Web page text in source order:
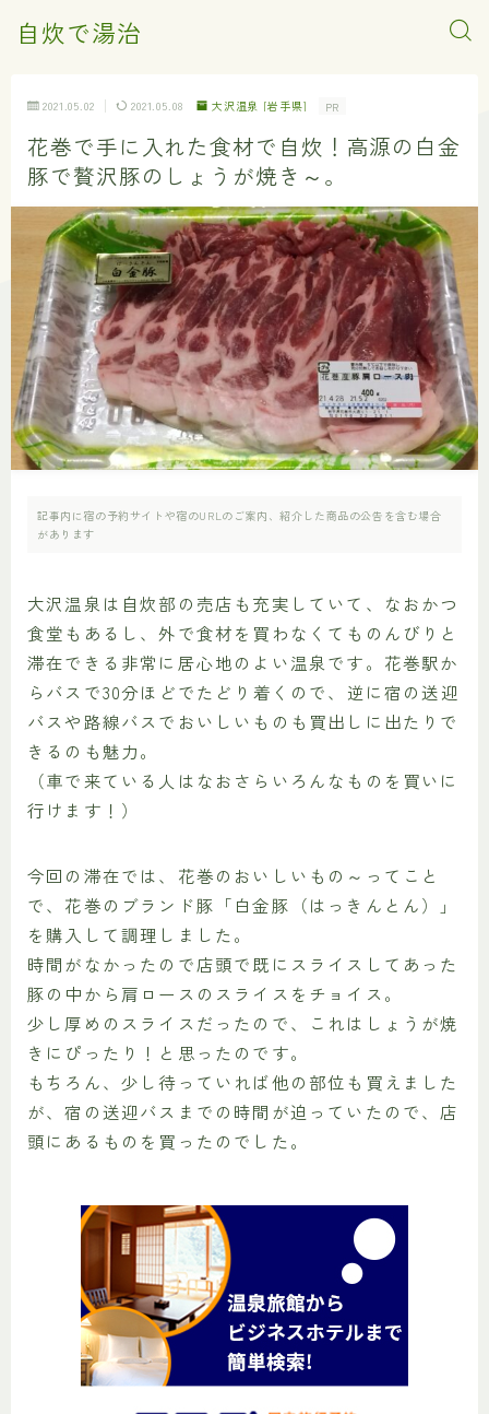
自炊で湯治
2021.05.02 2021.05.08 大沢温泉 [岩手県] PR
花巻で手に入れた食材で自炊！高源の白金
豚で贅沢豚のしょうが焼き～。
記事内に宿の予約サイトや宿のURLのご案内、紹介した商品の公告を含む場合
があります
大沢温泉は自炊部の売店も充実していて、なおかつ
食堂もあるし、外で食材を買わなくてものんびりと
滞在できる非常に居心地のよい温泉です。花巻駅か
らバスで30分ほどでたどり着くので、逆に宿の送迎
バスや路線バスでおいしいものも買出しに出たりで
きるのも魅力。
（車で来ている人はなおさらいろんなものを買いに
行けます！）
今回の滞在では、花巻のおいしいもの～ってこと
で、花巻のブランド豚「白金豚（はっきんとん）」
を購入して調理しました。
時間がなかったので店頭で既にスライスしてあった
豚の中から肩ロースのスライスをチョイス。
少し厚めのスライスだったので、これはしょうが焼
きにぴったり！と思ったのです。
もちろん、少し待っていれば他の部位も買えました
が、宿の送迎バスまでの時間が迫っていたので、店
頭にあるものを買ったのでした。